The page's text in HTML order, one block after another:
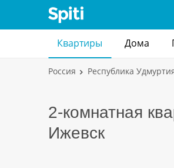
Квартиры Дома
Россия Республика
2-комнатная
Ижевск